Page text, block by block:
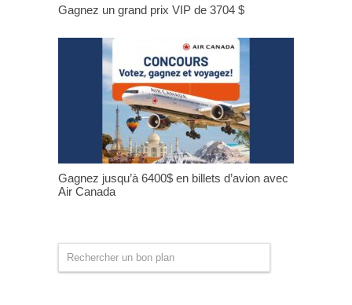
Gagnez un grand prix VIP de 3704 $
Gagnez jusqu’à 6400$ en billets d’avion avec
Air Canada